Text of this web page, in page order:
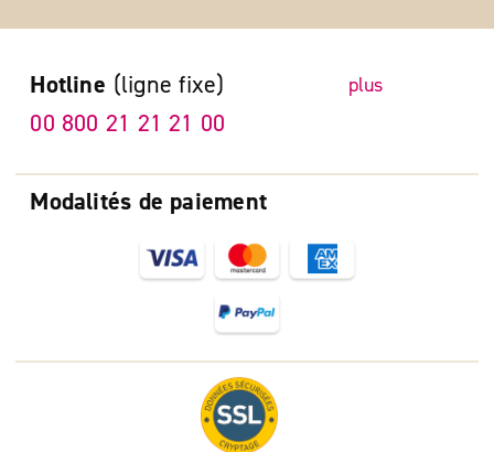
Modalités de paiement
Hotline (ligne fixe) plus
00 800 21 21 21 00